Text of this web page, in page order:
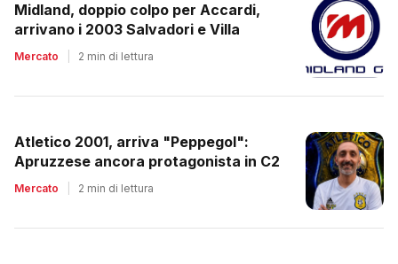
Midland, doppio colpo per Accardi,
arrivano i 2003 Salvadori e Villa
Mercato 2 min di lettura
Atletico 2001, arriva "Peppegol":
Apruzzese ancora protagonista in C2
Mercato 2 min di lettura